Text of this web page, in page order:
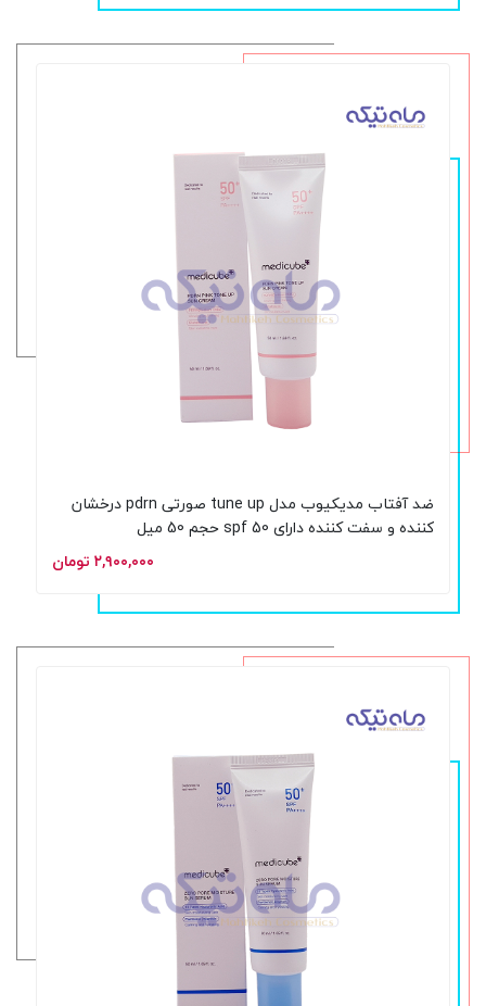
ضد آفتاب مدیکیوب مدل tune up صورتی pdrn درخشان
کننده و سفت کننده دارای spf 50 حجم 50 میل
۲,۹۰۰,۰۰۰ تومان